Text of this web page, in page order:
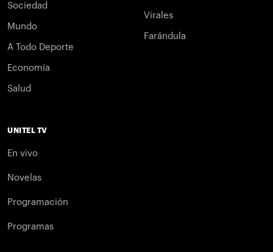
Sociedad
Mundo
A Todo Deporte
Economía
Salud
Virales
Farándula
UNITEL TV
En vivo
Novelas
Programación
Programas